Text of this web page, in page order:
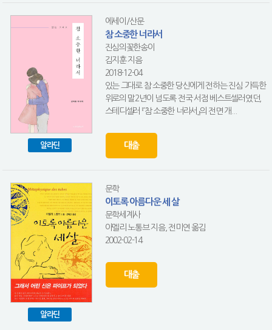
알라딘
에세이/산문
참 소중한 너라서
진심의꽃한송이
김지훈 지음
2018-12-04
있는 그대로 참 소중한 당신에게 전하는 진심 가득한
위로의 말2년이 넘도록 전국 서점 베스트셀러였던,
스테디셀러 『참 소중한 너라서』의 전면 개...
대출
알라딘
문학
이토록 아름다운 세 살
문학세계사
아멜리 노통브 지음, 전미연 옮김
2002-02-14
대출